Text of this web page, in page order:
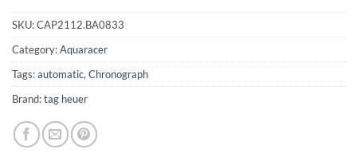
SKU:CAP2112.BA0833
Category:Aquaracer
Tags:automatic,Chronograph
Brand:tag heuer